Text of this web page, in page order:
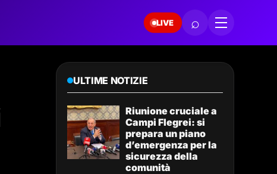
LIVE ⌕
ULTIME NOTIZIE
Riunione cruciale a
Campi Flegrei: si
prepara un piano
d’emergenza per la
sicurezza della
comunità